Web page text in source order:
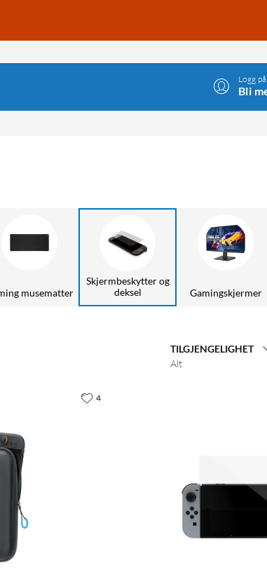
Logg på
Bli
musematter
Skjermbeskytter og
deksel
Gamingskjermer
TILGJENGELIGHET
Alt
4